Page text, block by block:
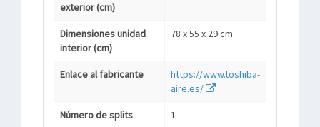
exterior (cm)
Dimensiones unidad
interior (cm)
78 x 55 x 29 cm
Enlace al fabricante
https://www.toshiba-
aire.es/
Número de splits 1